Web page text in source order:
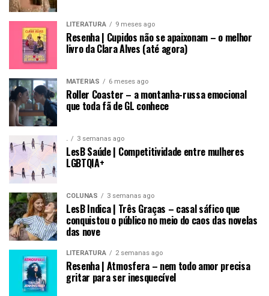
LITERATURA 9 meses ago
Resenha | Cupidos não se apaixonam – o melhor
livro da Clara Alves (até agora)
MATÉRIAS 6 meses ago
Roller Coaster – a montanha-russa emocional
que toda fã de GL conhece
. 3 semanas ago
LesB Saúde | Competitividade entre mulheres
LGBTQIA+
COLUNAS 3 semanas ago
LesB Indica | Três Graças – casal sáfico que
conquistou o público no meio do caos das novelas
das nove
LITERATURA 2 semanas ago
Resenha | Atmosfera – nem todo amor precisa
gritar para ser inesquecível